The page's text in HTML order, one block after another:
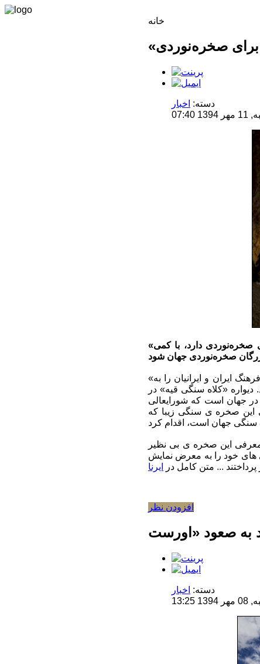
خانه
دسته: اخبار
«کلاه سنگی قیه» در منطقه آزاد «ماکو» که یکی از زیباترین جاذبه های طبیعی جهان را برای صخره‌نوردی دارد، با کمی
«گردشگری ورزشی» امروزه در دنیا به یک صنعت پویا تبدیل شده که از طریق آن هم می توان فرهنگ ایران و ایرانیان را به
«کلاه سنگی قیه» در
در جهان است که شورایعالی
این صخره ی سنگی زیبا که
معرفی این صخره ی بی نظیر
های خود را به معرض نمایش
... متن کامل در
ایرنا
افزودن نظر
دسته: اخبار